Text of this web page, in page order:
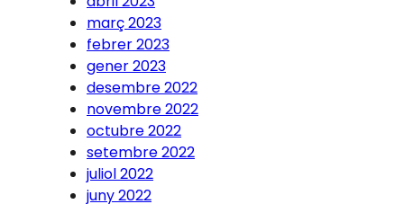
març 2023
febrer 2023
gener 2023
desembre 2022
novembre 2022
octubre 2022
setembre 2022
juliol 2022
juny 2022